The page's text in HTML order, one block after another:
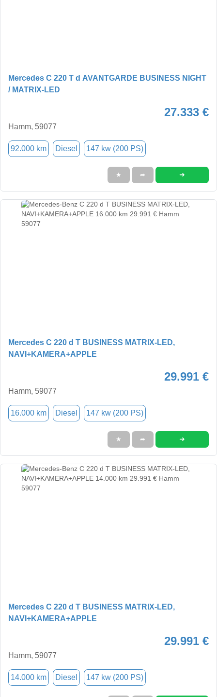
Mercedes C 220 T d AVANTGARDE BUSINESS NIGHT
/ MATRIX-LED
27.333 €
Hamm, 59077
92.000 km Diesel 147 kw (200 PS)
★ ➦ ➜
Mercedes C 220 d T BUSINESS MATRIX-LED,
NAVI+KAMERA+APPLE
29.991 €
Hamm, 59077
16.000 km Diesel 147 kw (200 PS)
★ ➦ ➜
Mercedes C 220 d T BUSINESS MATRIX-LED,
NAVI+KAMERA+APPLE
29.991 €
Hamm, 59077
14.000 km Diesel 147 kw (200 PS)